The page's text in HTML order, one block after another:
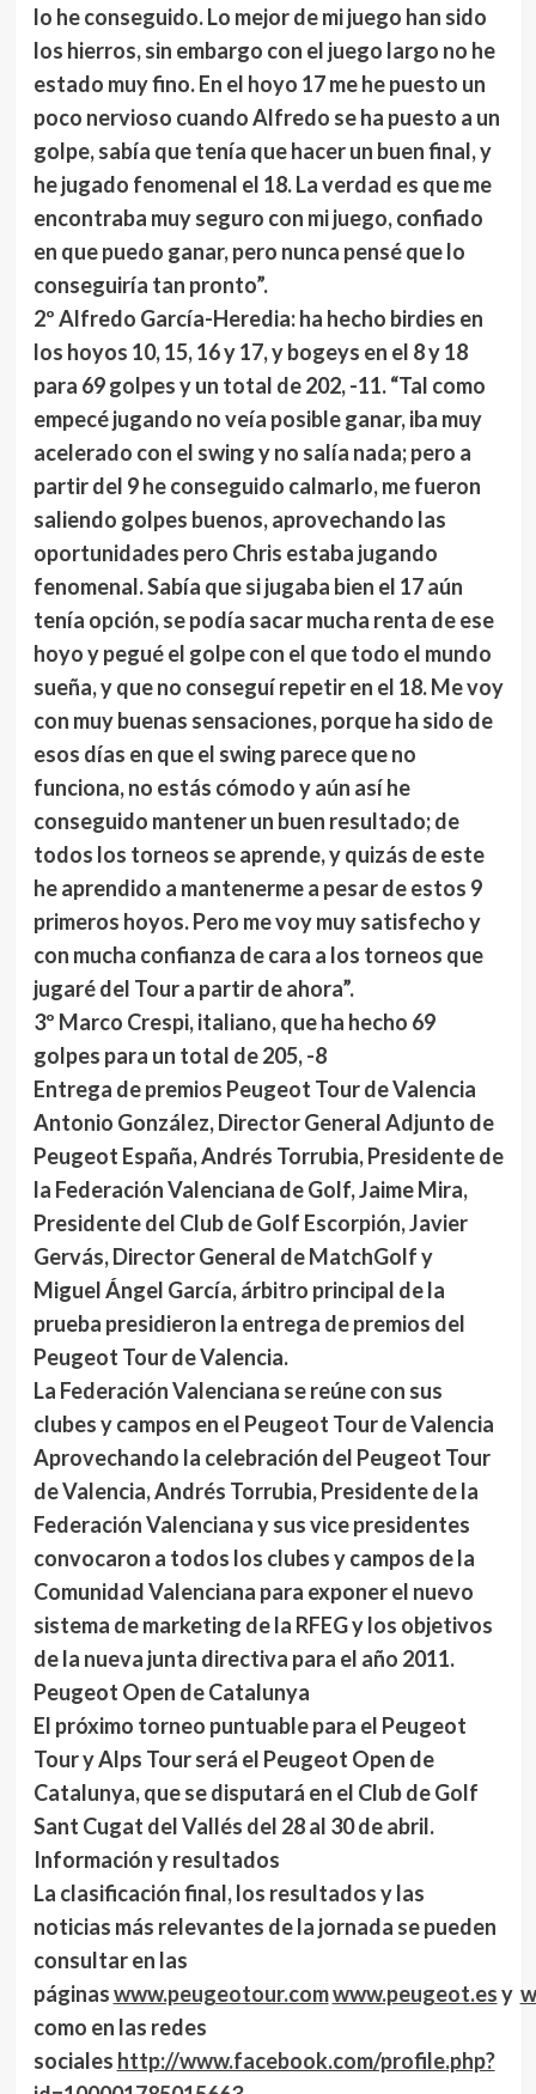
lo he conseguido. Lo mejor de mi juego han sido
los hierros, sin embargo con el juego largo no he
estado muy fino. En el hoyo 17 me he puesto un
poco nervioso cuando Alfredo se ha puesto a un
golpe, sabía que tenía que hacer un buen final, y
he jugado fenomenal el 18. La verdad es que me
encontraba muy seguro con mi juego, confiado
en que puedo ganar, pero nunca pensé que lo
conseguiría tan pronto”.
2º Alfredo García-Heredia:ha hecho birdies en
los hoyos 10, 15, 16 y 17, y bogeys en el 8 y 18
para 69 golpes y un total de 202, -11. “Tal como
empecé jugando no veía posible ganar, iba muy
acelerado con el swing y no salía nada; pero a
partir del 9 he conseguido calmarlo, me fueron
saliendo golpes buenos, aprovechando las
oportunidades pero Chris estaba jugando
fenomenal. Sabía que si jugaba bien el 17 aún
tenía opción, se podía sacar mucha renta de ese
hoyo y pegué el golpe con el que todo el mundo
sueña, y que no conseguí repetir en el 18. Me voy
con muy buenas sensaciones, porque ha sido de
esos días en que el swing parece que no
funciona, no estás cómodo y aún así he
conseguido mantener un buen resultado; de
todos los torneos se aprende, y quizás de este
he aprendido a mantenerme a pesar de estos 9
primeros hoyos. Pero me voy muy satisfecho y
con mucha confianza de cara a los torneos que
jugaré del Tour a partir de ahora”.
3º Marco Crespi, italiano, que ha hecho 69
golpes para un total de 205, -8
Entrega de premios Peugeot Tour de Valencia
Antonio González, Director General Adjunto de
Peugeot España, Andrés Torrubia, Presidente de
la Federación Valenciana de Golf, Jaime Mira,
Presidente del Club de Golf Escorpión, Javier
Gervás, Director General de MatchGolf y
Miguel Ángel García, árbitro principal de la
prueba presidieron la entrega de premios del
Peugeot Tour de Valencia.
La Federación Valenciana se reúne con sus
clubes y campos en el Peugeot Tour de Valencia
Aprovechando la celebración del Peugeot Tour
de Valencia, Andrés Torrubia, Presidente de la
Federación Valenciana y sus vice presidentes
convocaron a todos los clubes y campos de la
Comunidad Valenciana para exponer el nuevo
sistema de marketing de la RFEG y los objetivos
de la nueva junta directiva para el año 2011.
Peugeot Open de Catalunya
El próximo torneo puntuable para el Peugeot
Tour y Alps Tour será el Peugeot Open de
Catalunya, que se disputará en el Club de Golf
Sant Cugat del Vallés del 28 al 30 de abril.
Información y resultados
La clasificación final, los resultados y las
noticias más relevantes de la jornada se pueden
consultar en las
páginaswww.peugeotour.comwww.peugeot.esy
como en las redes
sociales http://www.facebook.com/profile.php?